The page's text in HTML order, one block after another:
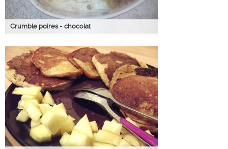
Crumble poires - chocolat